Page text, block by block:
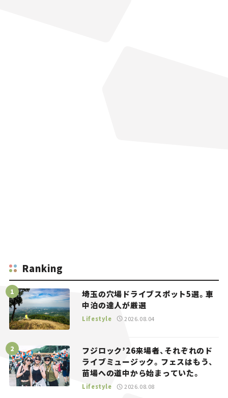
Ranking
埼玉の穴場ドライブスポット5選。車
中泊の達人が厳選
Lifestyle 2026.08.04
フジロック’26来場者、それぞれのド
ライブミュージック。フェスはもう、
苗場への道中から始まっていた。
Lifestyle 2026.08.08